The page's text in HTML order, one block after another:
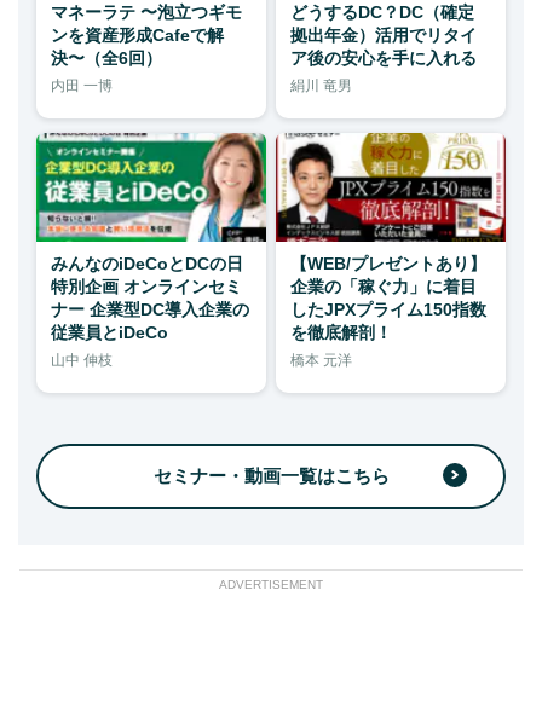
マネーラテ 〜泡立つギモ
ンを資産形成Cafeで解
決〜（全6回）
内田 一博
どうするDC？DC（確定
拠出年金）活用でリタイ
ア後の安心を手に入れる
絹川 竜男
みんなのiDeCoとDCの日
特別企画 オンラインセミ
ナー 企業型DC導入企業の
従業員とiDeCo
山中 伸枝
【WEB/プレゼントあり】
企業の「稼ぐ力」に着目
したJPXプライム150指数
を徹底解剖！
橋本 元洋
セミナー・動画一覧はこちら
ADVERTISEMENT